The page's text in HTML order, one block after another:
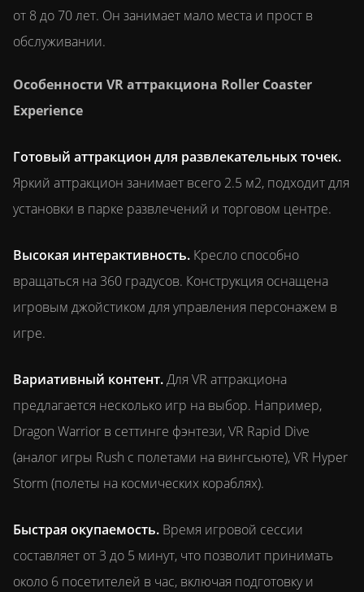
от 8 до 70 лет. Он занимает мало места и прост в
обслуживании.
Особенности VR аттракциона Roller Coaster
Experience
Готовый аттракцион для развлекательных точек.
Яркий аттракцион занимает всего 2.5 м2, подходит для
установки в парке развлечений и торговом центре.
Высокая интерактивность. Кресло способно
вращаться на 360 градусов. Конструкция оснащена
игровым джойстиком для управления персонажем в
игре.
Вариативный контент.Для VR аттракциона
предлагается несколько игр на выбор. Например,
Dragon Warrior в сеттинге фэнтези, VR Rapid Dive
(аналог игры Rush с полетами на вингсьюте), VR Hyper
Storm (полеты на космических кораблях).
Быстрая окупаемость. Время игровой сессии
составляет от 3 до 5 минут, что позволит принимать
около 6 посетителей в час, включая подготовку и